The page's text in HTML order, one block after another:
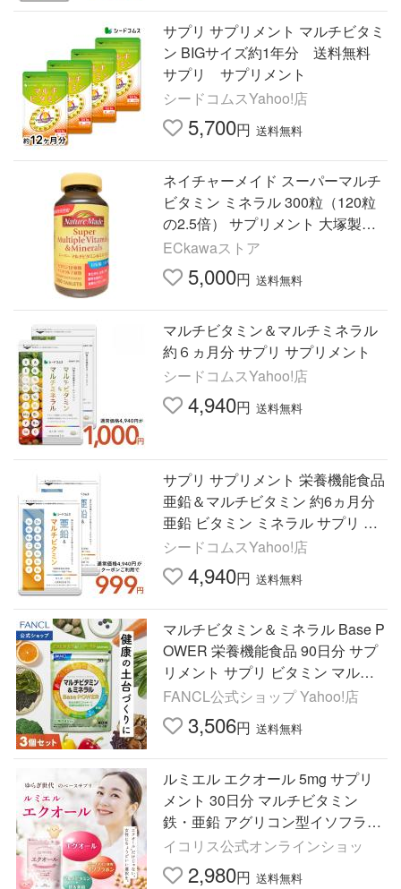
サプリ サプリメント マルチビタミ
ン BIGサイズ約1年分 送料無料
サプリ サプリメント
シードコムスYahoo!店
5,700円 送料無料
ネイチャーメイド スーパーマルチ
ビタミン ミネラル 300粒（120粒
の2.5倍） サプリメント 大塚製薬
賞味期限2028年6月
ECkawaストア
5,000円 送料無料
マルチビタミン＆マルチミネラル
約６ヵ月分 サプリ サプリメント
シードコムスYahoo!店
4,940円 送料無料
サプリ サプリメント 栄養機能食品
亜鉛＆マルチビタミン 約6ヵ月分
亜鉛 ビタミン ミネラル サプリ サ
プリメント
シードコムスYahoo!店
4,940円 送料無料
マルチビタミン＆ミネラル Base P
OWER 栄養機能食品 90日分 サプ
リメント サプリ ビタミン マルチ
ミネラル 健康食品ファンケル FAN
CL 公式
FANCL公式ショップ Yahoo!店
3,506円 送料無料
ルミエル エクオール 5mg サプリ
メント 30日分 マルチビタミン
鉄・亜鉛 アグリコン型イソフラボ
ン ラクトピオン酸 さくら乳酸菌
ポイント利用 爆買
イコリス公式オンラインショッ
2,980円 送料無料